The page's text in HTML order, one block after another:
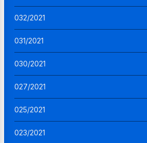
032/2021
031/2021
030/2021
027/2021
025/2021
023/2021